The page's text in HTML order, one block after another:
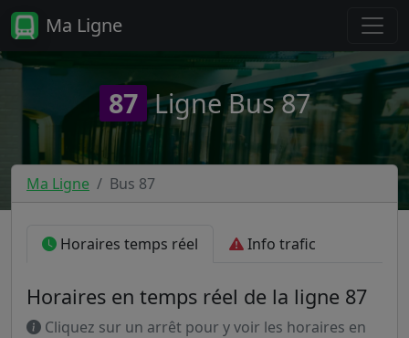
Ma Ligne
87 Ligne Bus 87
Ma Ligne Bus 87
Horaires temps réel Info trafic
Horaires en temps réel de la ligne 87
Cliquez sur un arrêt pour y voir les horaires en